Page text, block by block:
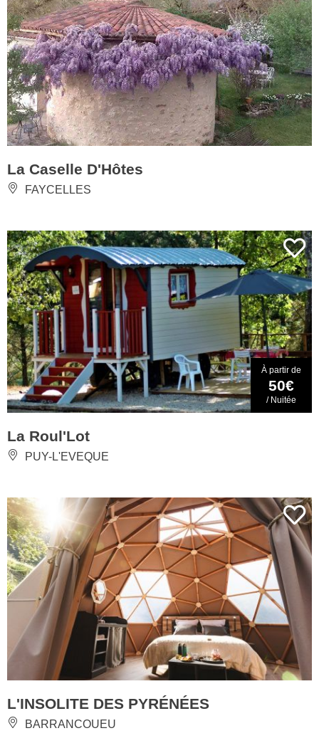
La Caselle D'Hôtes
FAYCELLES
À partir de
50€
/ Nuitée
La Roul'Lot
PUY-L'EVEQUE
L'INSOLITE DES PYRÉNÉES
BARRANCOUEU